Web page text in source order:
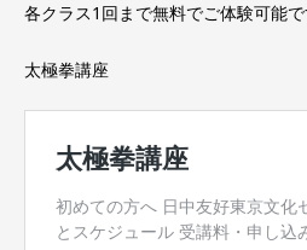
各クラス1回まで無料でご体験可能で
太極拳講座